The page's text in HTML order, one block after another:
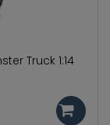
Truck 1:14